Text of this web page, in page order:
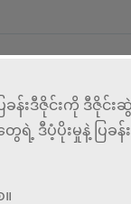
န်းဒီဇိုင်းကို ဒီဇိုင်း
ရဲ့ ဒီပံ့ပိုးမှုနဲ့ ပြခန်း